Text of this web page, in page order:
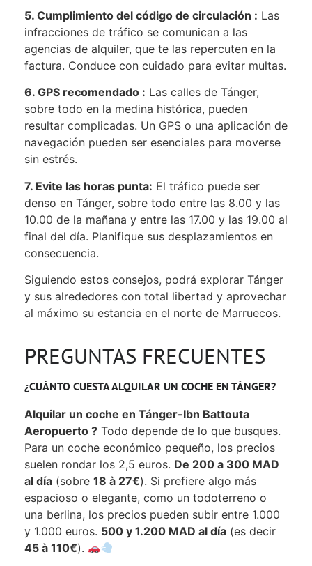
5. Cumplimiento del código de circulación : Las
infracciones de tráfico se comunican a las
agencias de alquiler, que te las repercuten en la
factura. Conduce con cuidado para evitar multas.
6. GPS recomendado : Las calles de Tánger,
sobre todo en la medina histórica, pueden
resultar complicadas. Un GPS o una aplicación de
navegación pueden ser esenciales para moverse
sin estrés.
7. Evite las horas punta: El tráfico puede ser
denso en Tánger, sobre todo entre las 8.00 y las
10.00 de la mañana y entre las 17.00 y las 19.00 al
final del día. Planifique sus desplazamientos en
consecuencia.
Siguiendo estos consejos, podrá explorar Tánger
y sus alrededores con total libertad y aprovechar
al máximo su estancia en el norte de Marruecos.
PREGUNTAS FRECUENTES
¿CUÁNTO CUESTA ALQUILAR UN COCHE EN TÁNGER?
Alquilar un coche en Tánger-Ibn Battouta
Aeropuerto ? Todo depende de lo que busques.
Para un coche económico pequeño, los precios
suelen rondar los 2,5 euros. De 200 a 300 MAD
al día (sobre 18 à 27€). Si prefiere algo más
espacioso o elegante, como un todoterreno o
una berlina, los precios pueden subir entre 1.000
y 1.000 euros. 500 y 1.200 MAD al día (es decir
45 à 110€).